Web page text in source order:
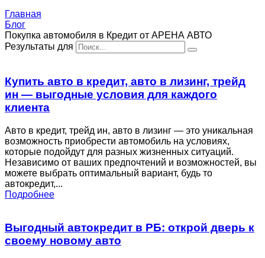
Главная
Блог
Покупка автомобиля в Кредит от АРЕНА АВТО
Результаты для
Купить авто в кредит, авто в лизинг, трейд
ин — выгодные условия для каждого
клиента
Авто в кредит, трейд ин, авто в лизинг — это уникальная
возможность приобрести автомобиль на условиях,
которые подойдут для разных жизненных ситуаций.
Независимо от ваших предпочтений и возможностей, вы
можете выбрать оптимальный вариант, будь то
автокредит,...
Подробнее
Выгодный автокредит в РБ: открой дверь к
своему новому авто